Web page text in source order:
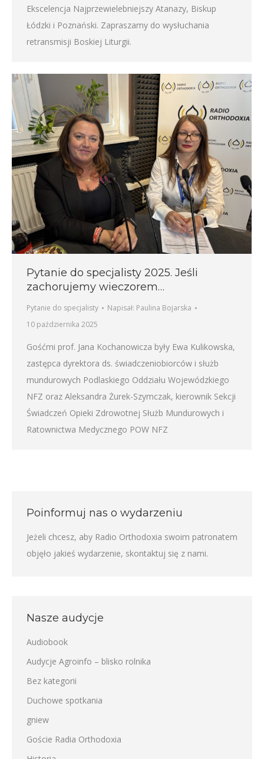
Ekscelencja Najprzewielebniejszy Atanazy, Biskup
Łódzki i Poznański. Zapraszamy do wysłuchania
retransmisji Boskiej Liturgii.
Pytanie do specjalisty 2025. Jeśli
zachorujemy wieczorem…
Pytanie do specjalisty Napisał: Paulina Bojarska
10 października 2025
Gośćmi prof. Jana Kochanowicza były Ewa Kulikowska,
zastępca dyrektora ds. świadczeniobiorców i służb
mundurowych Podlaskiego Oddziału Wojewódzkiego
NFZ oraz Aleksandra Żurek-Szymczak, kierownik Sekcji
Świadczeń Opieki Zdrowotnej Służb Mundurowych i
Ratownictwa Medycznego POW NFZ
Poinformuj nas o wydarzeniu
Jeżeli chcesz, aby Radio Orthodoxia swoim patronatem
objęło jakieś wydarzenie, skontaktuj się z nami.
Nasze audycje
Audiobook
Audycje Agroinfo – blisko rolnika
Bez kategorii
Duchowe spotkania
gniew
Goście Radia Orthodoxia